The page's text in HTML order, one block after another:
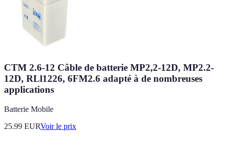
CTM 2.6-12 Câble de batterie MP2,2-12D, MP2.2-
12D, RLl1226, 6FM2.6 adapté à de nombreuses
applications
Batterie Mobile
25.99 EURVoir le prix